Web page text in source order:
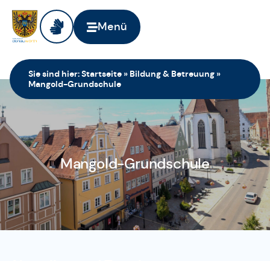
Menü
Sie sind hier:Startseite » Bildung & Betreuung »
Mangold-Grundschule
Mangold-Grundschule